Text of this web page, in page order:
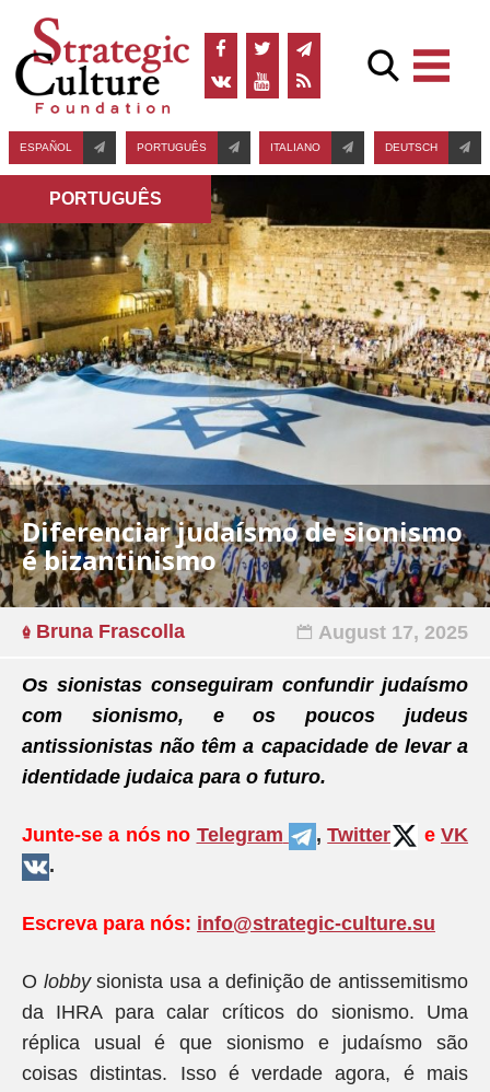
ESPAÑOL PORTUGUÊS ITALIANO DEUTSCH
PORTUGUÊS
Diferenciar judaísmo de sionismo
é bizantinismo
Bruna Frascolla August 17, 2025
Os sionistas conseguiram confundir judaísmo
com sionismo, e os poucos judeus
antissionistas não têm a capacidade de levar a
identidade judaica para o futuro.
Junte-se a nós no Telegram ,Twitter e VK
.
Escreva para nós: info@strategic-culture.su
O lobbysionista usa a definição de antissemitismo
da IHRA para calar críticos do sionismo. Uma
réplica usual é que sionismo e judaísmo são
coisas distintas. Isso é verdade agora, é mais